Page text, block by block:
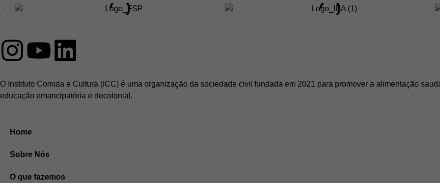
O Instituto Comida e Cultura (ICC) é uma organização da sociedade civil fundada em 2021 para promover a alimentação
educação emancipatória e decolonial.
Home
Sobre Nós
O que fazemos